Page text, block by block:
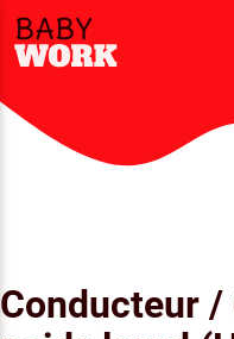
Conducteur